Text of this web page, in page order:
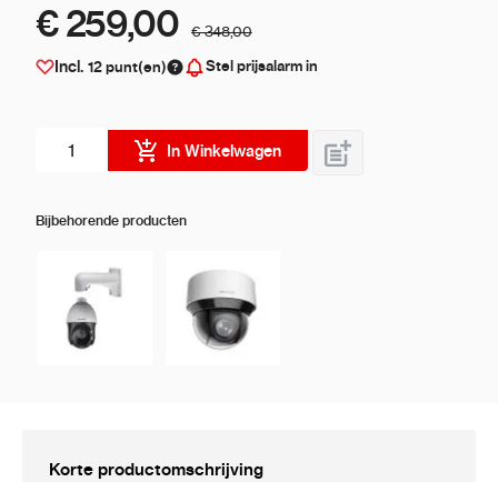
€ 259,00 € 348,00
Incl. 12punt(en) Stel prijsalarm in
In Winkelwagen
Bijbehorende producten
Korte productomschrijving